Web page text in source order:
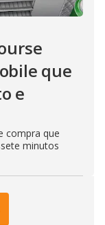
que
e
compra que
minutos